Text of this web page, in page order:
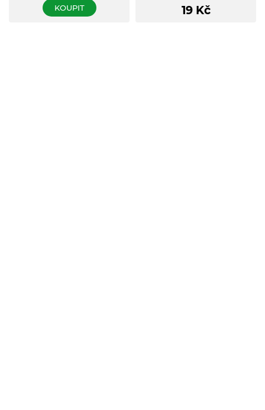
KOUPIT 19Kč